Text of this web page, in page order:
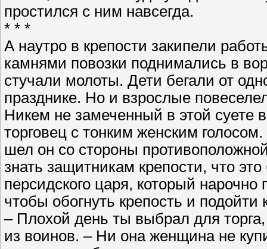
простился с ним навсегда.
* * *
А наутро в крепости закипели
камнями повозки поднимались в
стучали молоты. Дети бегали от
празднике. Но и взрослые
Никем не замеченный в этой суете
торговец с тонким женским
шел он со стороны
знать защитникам крепости, что
персидского царя, который
чтобы обогнуть крепость и подойти
– Плохой день ты выбрал для
из воинов. – Ни она женщина не